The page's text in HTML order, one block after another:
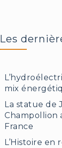
Les
mix
La statue de
Champollion
France
L’Histoire en